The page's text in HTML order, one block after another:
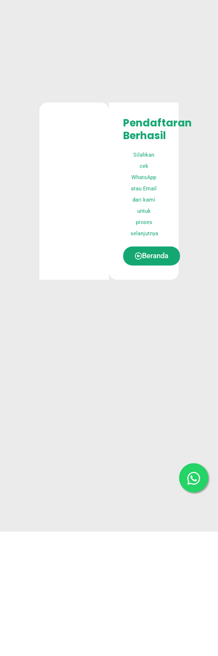
Pendaftaran
Berhasil
Silahkan
cek
WhatsApp
atau Email
dari kami
untuk
proses
selanjutnya
Beranda